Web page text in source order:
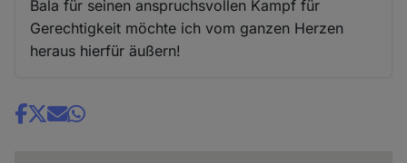
Bala für seinen anspruchsvollen Kampf für
Gerechtigkeit möchte ich vom ganzen Herzen
heraus hierfür äußern!
Share